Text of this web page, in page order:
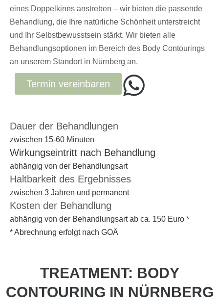
eines Doppelkinns anstreben – wir bieten die passende
Behandlung, die Ihre natürliche Schönheit unterstreicht
und Ihr Selbstbewusstsein stärkt. Wir bieten alle
Behandlungsoptionen im Bereich des Body Contourings
an unserem Standort in Nürnberg an.
Termin vereinbaren
Dauer der Behandlungen
zwischen 15-60 Minuten
Wirkungseintritt nach Behandlung
abhängig von der Behandlungsart
Haltbarkeit des Ergebnisses
zwischen 3 Jahren und permanent
Kosten der Behandlung
abhängig von der Behandlungsart ab ca. 150 Euro *
* Abrechnung erfolgt nach GOÄ
TREATMENT: BODY
CONTOURING IN NÜRNBERG